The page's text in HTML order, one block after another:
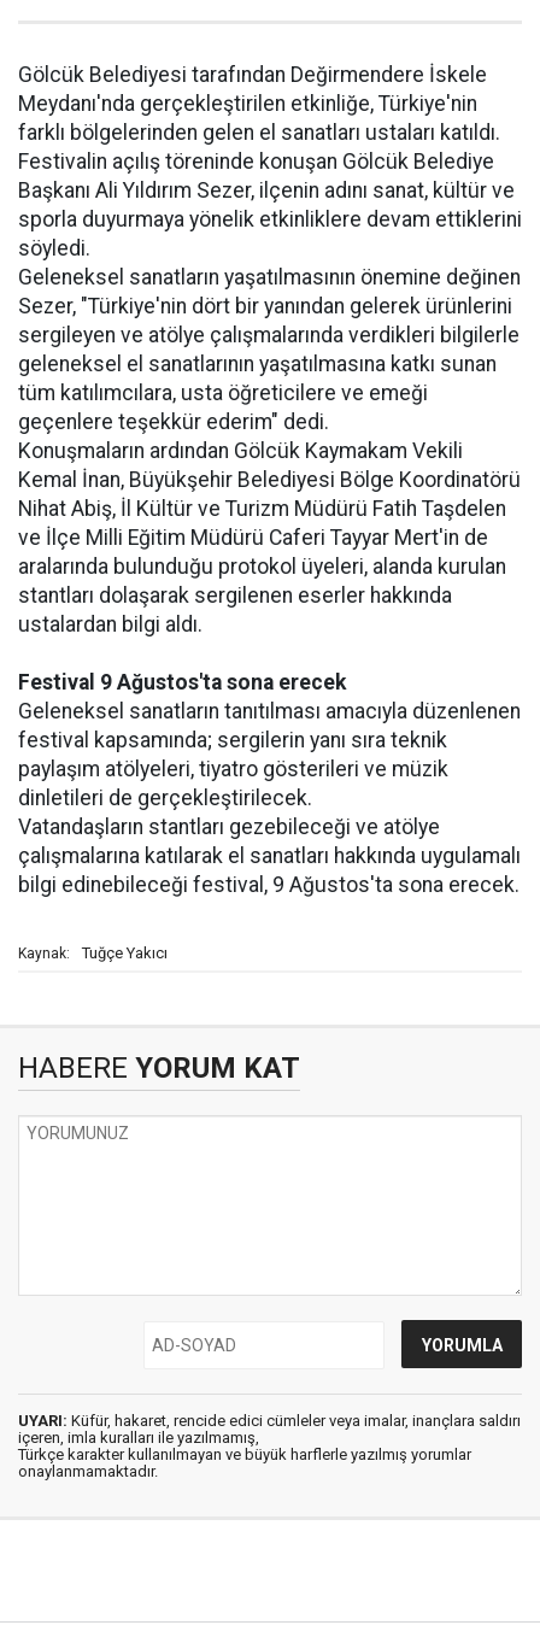
Gölcük Belediyesi tarafından Değirmendere İskele
Meydanı'nda gerçekleştirilen etkinliğe, Türkiye'nin
farklı bölgelerinden gelen el sanatları ustaları katıldı.
Festivalin açılış töreninde konuşan Gölcük Belediye
Başkanı Ali Yıldırım Sezer, ilçenin adını sanat, kültür ve
sporla duyurmaya yönelik etkinliklere devam ettiklerini
söyledi.
Geleneksel sanatların yaşatılmasının önemine değinen
Sezer, "Türkiye'nin dört bir yanından gelerek ürünlerini
sergileyen ve atölye çalışmalarında verdikleri bilgilerle
geleneksel el sanatlarının yaşatılmasına katkı sunan
tüm katılımcılara, usta öğreticilere ve emeği
geçenlere teşekkür ederim" dedi.
Konuşmaların ardından Gölcük Kaymakam Vekili
Kemal İnan, Büyükşehir Belediyesi Bölge Koordinatörü
Nihat Abiş, İl Kültür ve Turizm Müdürü Fatih Taşdelen
ve İlçe Milli Eğitim Müdürü Caferi Tayyar Mert'in de
aralarında bulunduğu protokol üyeleri, alanda kurulan
stantları dolaşarak sergilenen eserler hakkında
ustalardan bilgi aldı.
Festival 9 Ağustos'ta sona erecek
Geleneksel sanatların tanıtılması amacıyla düzenlenen
festival kapsamında; sergilerin yanı sıra teknik
paylaşım atölyeleri, tiyatro gösterileri ve müzik
dinletileri de gerçekleştirilecek.
Vatandaşların stantları gezebileceği ve atölye
çalışmalarına katılarak el sanatları hakkında uygulamalı
bilgi edinebileceği festival, 9 Ağustos'ta sona erecek.
Kaynak: Tuğçe Yakıcı
HABERE YORUM KAT
UYARI: Küfür, hakaret, rencide edici cümleler veya imalar, inançlara saldırı
içeren, imla kuralları ile yazılmamış,
Türkçe karakter kullanılmayan ve büyük harflerle yazılmış yorumlar
onaylanmamaktadır.